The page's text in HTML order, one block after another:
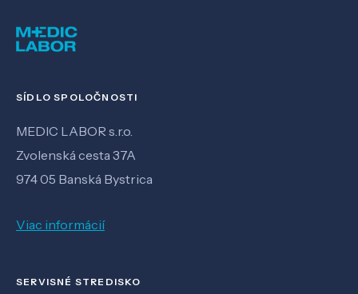
SÍDLO SPOLOČNOSTI
MEDIC LABOR s.r.o.
Zvolenská cesta 37A
974 05 Banská Bystrica
Viac informácií
SERVISNÉ STREDISKO